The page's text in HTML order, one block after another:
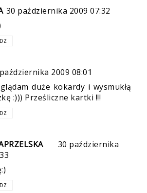
30 października 2009 07:32
2009 08:01
duże kokardy i wysmukłą
:))) Prześliczne kartki !!!
30 października